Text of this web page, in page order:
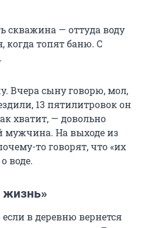
скважина — оттуда воду
когда топят баню. С
Вчера сыну говорю, мол,
13 пятилитровок он
хватит, — довольно
мужчина. На выходе из
то говорят, что «их
воде.
жизнь»
в деревню вернется